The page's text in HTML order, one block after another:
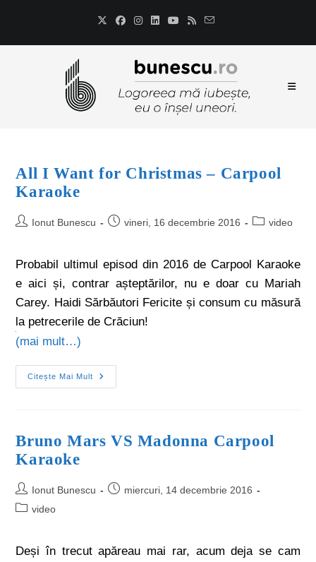
All I Want for Christmas – Carpool
Karaoke
Ionut Bunescu vineri, 16 decembrie 2016 video
Probabil ultimul episod din 2016 de Carpool Karaoke
e aici și, contrar așteptărilor, nu e doar cu Mariah
Carey. Haidi Sărbăutori Fericite și consum cu măsură
la petrecerile de Crăciun!
(mai mult…)
Citește Mai Mult
Bruno Mars VS Madonna Carpool
Karaoke
Ionut Bunescu
miercuri, 14 decembrie 2016
video
Deși în trecut apăreau mai rar, acum deja se cam